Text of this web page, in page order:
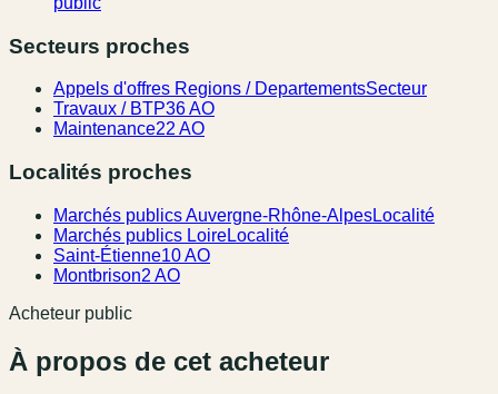
Secteurs proches
Appels d'offres Regions / DepartementsSecteur
Travaux / BTP36 AO
Maintenance22 AO
Localités proches
Marchés publics Auvergne-Rhône-AlpesLocalité
Marchés publics LoireLocalité
Saint-Étienne10 AO
Montbrison2 AO
Acheteur public
À propos de cet acheteur